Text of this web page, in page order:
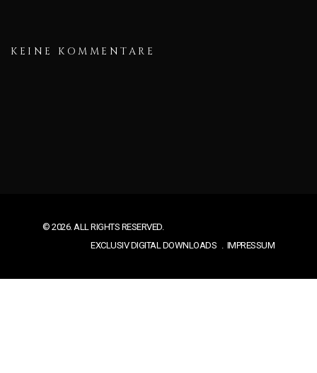
KEINE KOMMENTARE
© 2026. ALL RIGHTS RESERVED.
EXCLUSIV DIGITAL DOWNLOADS
IMPRESSUM